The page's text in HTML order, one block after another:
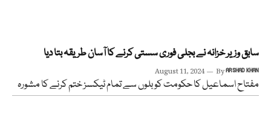
سابق وزیر خزانہ نے بجلی فوری سستی کرنے کا آسان طریقہ بتا دیا
August 11, 2024 ByARSHAD KHAN
مفتاح اسماعیل کا حکومت کو بلوں سے تمام ٹیکسز ختم کرنے کا مشورہ